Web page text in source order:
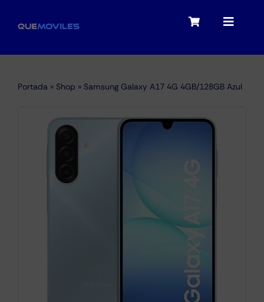
Toggle
My account
Checkout
Toggle
Tablets
Portátiles
Portada » Shop » Samsung Galaxy A17 4G 4GB/128GB Azul